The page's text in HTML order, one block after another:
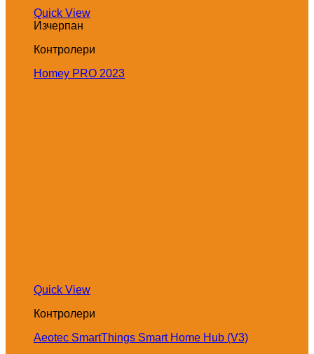
Quick View
Изчерпан
Контролери
Homey PRO 2023
Quick View
Контролери
Aeotec SmartThings Smart Home Hub (V3)